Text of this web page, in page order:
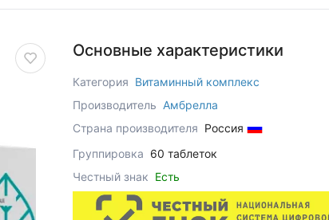
Основные характеристики
Категория Витаминный комплекс
Производитель Амбрелла
Страна производителя Россия
Группировка 60 таблеток
Честный знак Есть